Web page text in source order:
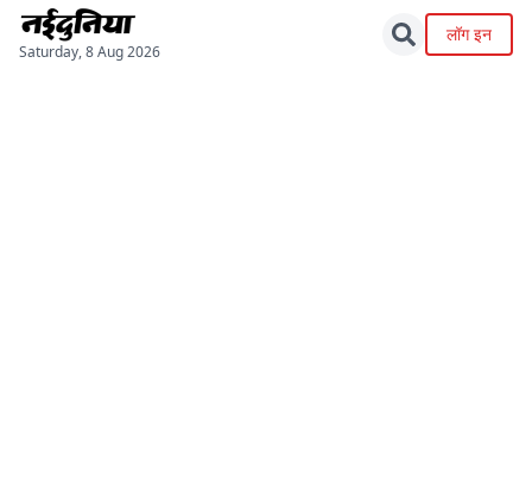
Saturday, 8 Aug 2026
लॉग इन